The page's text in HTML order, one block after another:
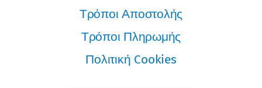
Τρόποι Αποστολής
Τρόποι Πληρωμής
Πολιτική Cookies